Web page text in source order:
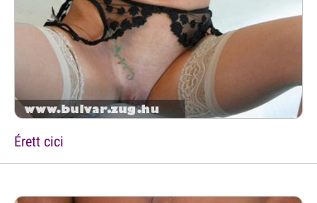
Érett cici